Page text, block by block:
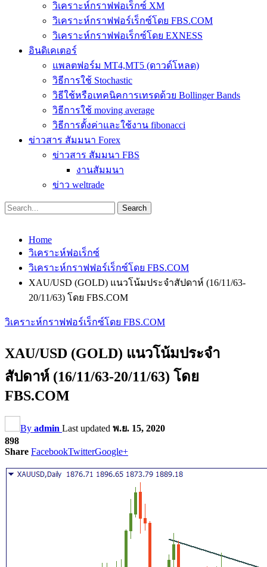
วิเคราะห์กราฟฟอเร็กซ์ XM
วิเคราะห์กราฟฟอร์เร็กซ์โดย FBS.COM
วิเคราะห์กราฟฟอเร็กซ์โดย EXNESS
อินดิเคเตอร์
แพลตฟอร์ม MT4,MT5 (ดาวด์โหลด)
วิธีการใช้ Stochastic
วิธีใช้หรือเทคนิคการเทรดด้วย Bollinger Bands
วิธีการใช้ moving average
วิธีการตั้งค่าและใช้งาน fibonacci
ข่าวสาร สัมมนา Forex
ข่าวสาร สัมมนา FBS
งานสัมมนา
ข่าว weltrade
Home
วิเคราะห์ฟอเร็กซ์
วิเคราะห์กราฟฟอร์เร็กซ์โดย FBS.COM
XAU/USD (GOLD) แนวโน้มประจำสัปดาห์ (16/11/63-
20/11/63) โดย FBS.COM
วิเคราะห์กราฟฟอร์เร็กซ์โดย FBS.COM
XAU/USD (GOLD) แนวโน้มประจำ
สัปดาห์ (16/11/63-20/11/63) โดย
FBS.COM
By admin Last updated พ.ย. 15, 2020
898
Share FacebookTwitterGoogle+